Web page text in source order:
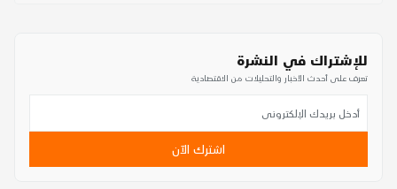
للإشتراك في النشرة
تعرف على أحدث الأخبار والتحليلات من الاقتصادية
اشترك الآن